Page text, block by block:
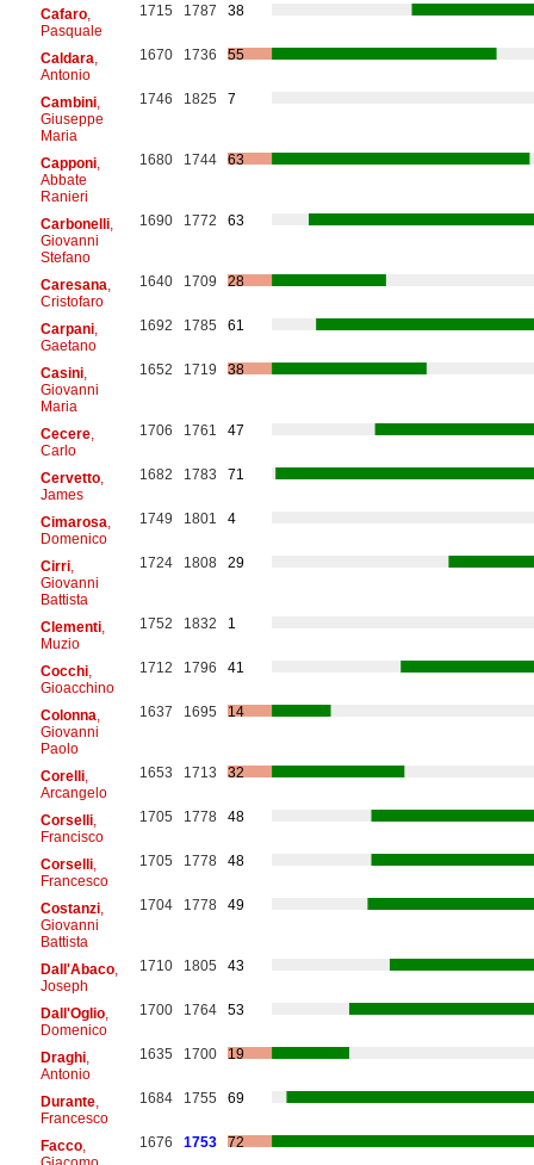
Cafaro,
Pasquale
1715 1787 38
Caldara
Antonio
1670 1736 55
Cambini,
Giuseppe
Maria
1746 1825 7
Capponi,
Abbate
Ranieri
1680 1744 63
Carbonelli,
Giovanni
Stefano
1690 1772 63
Caresana
Cristofaro
1640 1709 28
Carpani,
Gaetano
1692 1785 61
Casini,
Giovanni
Maria
1652 1719 38
Cecere,
Carlo
1706 1761 47
Cervetto,
James
1682 1783 71
Cimarosa
Domenico
1749 1801 4
Cirri,
Giovanni
Battista
1724 1808 29
Clementi,
Muzio
1752 1832 1
Cocchi,
Gioacchino
1712 1796 41
Colonna
Giovanni
Paolo
1637 1695 14
Corelli,
Arcangelo
1653 1713 32
Corselli,
Francisco
1705 1778 48
Corselli,
Francesco
1705 1778 48
Costanzi,
Giovanni
Battista
1704 1778 49
Dall'Abaco,
Joseph
1710 1805 43
Dall'Oglio,
Domenico
1700 1764 53
Draghi,
Antonio
1635 1700 19
Durante,
Francesco
1684 1755 69
Facco,
1676 1753 72